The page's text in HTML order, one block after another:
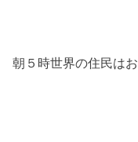
朝５時世界の住民は